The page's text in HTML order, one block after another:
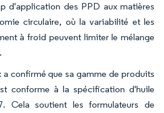
d'application des PPD aux matières
circulaire, où la variabilité et les
à froid peuvent limiter le mélange
a confirmé que sa gamme de produits
conforme à la spécification d'huile
Cela soutient les formulateurs de